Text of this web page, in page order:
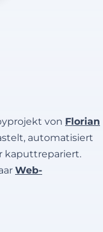
von Florian
automatisiert
kaputtrepariert.
Web-